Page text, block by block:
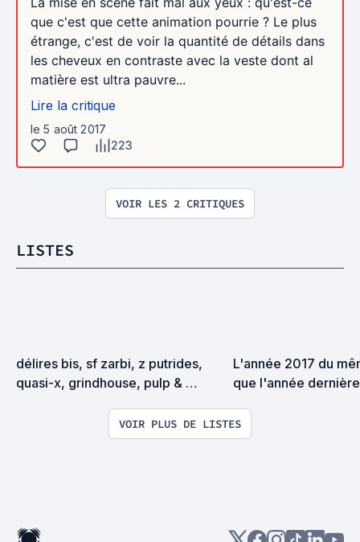
que c'est que cette animation pourrie ? Le plus
étrange, c'est de voir la quantité de détails dans
les cheveux en contraste avec la veste dont al
matière est ultra pauvre...
Lire la critique
le 5 août 2017
223
VOIR LES 2 CRITIQUES
LISTES
délires bis, sf zarbi, z putrides,
quasi-x, grindhouse, pulp &
L'année 2017 du
que l'année
ne perd plus son
banalités comme le
VOIR PLUS DE LISTES